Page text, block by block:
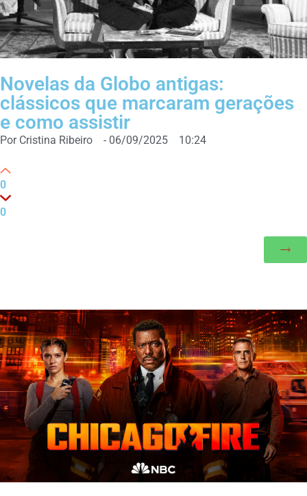
Novelas da Globo antigas:
clássicos que marcaram gerações
e como assistir
Por Cristina Ribeiro - 06/09/2025 10:24
0
0